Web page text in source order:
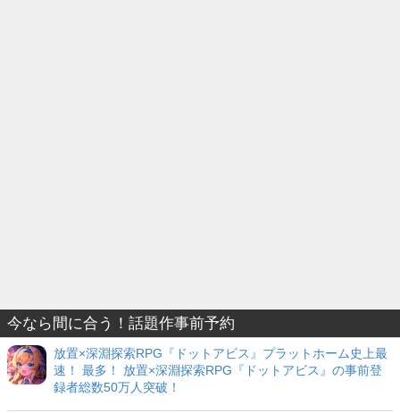
今なら間に合う！話題作事前予約
放置×深淵探索RPG『ドットアビス』プラットホーム史上最
速！ 最多！ 放置×深淵探索RPG『ドットアビス』の事前登
録者総数50万人突破！